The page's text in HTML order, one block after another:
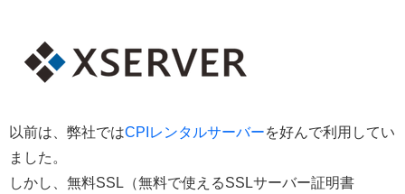
以前は、弊社ではCPIレンタルサーバーを好んで利用してい
ました。
しかし、無料SSL（無料で使えるSSLサーバー証明書